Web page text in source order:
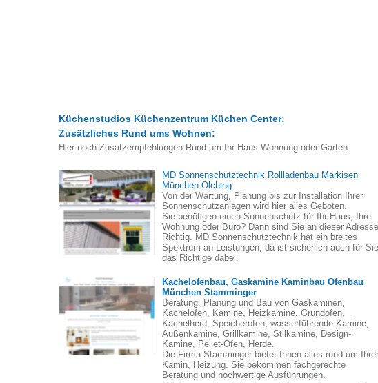
Küchenstudios Küchenzentrum Küchen Center:
Zusätzliches Rund ums Wohnen:
Hier noch Zusatzempfehlungen Rund um Ihr Haus Wohnung oder Garten:
MD Sonnenschutztechnik Rollladenbau Markisen
München Olching
Von der Wartung, Planung bis zur Installation Ihrer
Sonnenschutzanlagen wird hier alles Geboten.
Sie benötigen einen Sonnenschutz für Ihr Haus, Ihre
Wohnung oder Büro? Dann sind Sie an dieser Adresse
Richtig. MD Sonnenschutztechnik hat ein breites
Spektrum an Leistungen, da ist sicherlich auch für Sie
das Richtige dabei.
Kachelofenbau, Gaskamine Kaminbau Ofenbau
München Stamminger
Beratung, Planung und Bau von Gaskaminen,
Kachelofen, Kamine, Heizkamine, Grundofen,
Kachelherd, Speicherofen, wasserführende Kamine,
Außenkamine, Grillkamine, Stilkamine, Design-
Kamine, Pellet-Öfen, Herde.
Die Firma Stamminger bietet Ihnen alles rund um
Kamin, Heizung. Sie bekommen fachgerechte
Beratung und hochwertige Ausführungen.